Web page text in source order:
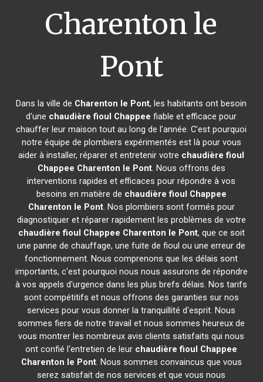
Charenton le
Pont
Dans la ville de Charenton le Pont, les habitants ont besoin
d'une chaudière fioul Chappee fiable et efficace pour
chauffer leur maison tout au long de l'année. C'est pourquoi
notre équipe de plombiers expérimentés est là pour vous
aider à installer, réparer et entretenir votre chaudière fioul
Chappee Charenton le Pont. Nous offrons des
interventions rapides et efficaces pour répondre à vos
besoins en matière de chaudière fioul Chappee
Charenton le Pont. Nos plombiers sont formés pour
diagnostiquer et réparer rapidement les problèmes de votre
chaudière fioul Chappee Charenton le Pont, que ce soit
une panne de chauffage, une fuite de fioul ou une erreur de
fonctionnement. Nous comprenons que les délais sont
importants, c'est pourquoi nous nous assurons de répondre
à vos appels d'urgence dans les plus brefs délais. Nos tarifs
sont compétitifs et nous offrons des garanties sur nos
services pour vous donner la tranquillité d'esprit. Nous
sommes fiers de notre travail et nous sommes heureux de
vous montrer les nombreux avis clients satisfaits qui nous
ont confié l'entretien de leur chaudière fioul Chappee
Charenton le Pont. Nous sommes convaincus que vous
serez satisfait de nos services et que vous nous